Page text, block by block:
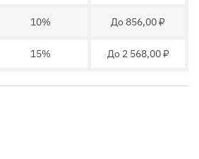
10% До 856,00 ₽
15% До 2 568,00 ₽